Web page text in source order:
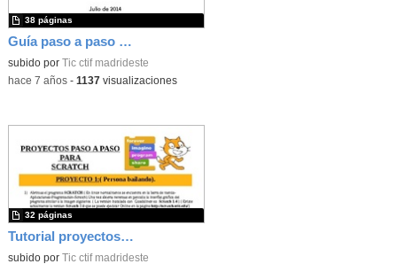
Guía paso a paso Scratch
subido por Tic ctif madrideste
38 páginas
-hace 7 años- 1137visualizaciones
Tutorial proyectos Scratch
subido por Tic ctif madrideste
32 páginas